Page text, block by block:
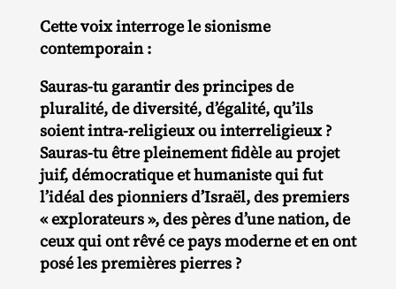
Cette voix interroge le sionisme
contemporain :
Sauras-tu garantir des principes de
pluralité, de diversité, d’égalité, qu’ils
soient intra-religieux ou interreligieux ?
Sauras-tu être pleinement fidèle au projet
juif, démocratique et humaniste qui fut
l’idéal des pionniers d’Israël, des premiers
« explorateurs », des pères d’une nation, de
ceux qui ont rêvé ce pays moderne et en ont
posé les premières pierres ?